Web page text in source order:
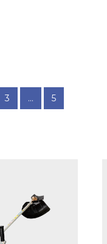
3 ... 5